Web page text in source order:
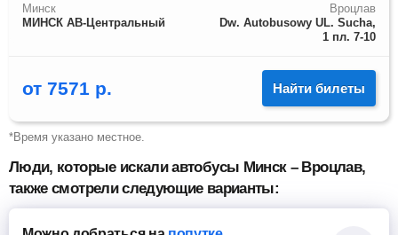
Минск
МИНСК АВ-Центральный
Вроцлав
Dw. Autobusowy UL. Sucha,
1 пл. 7-10
от 7571 р. Найти билеты
*Время указано местное.
Люди, которые искали автобусы Минск – Вроцлав,
также смотрели следующие варианты: